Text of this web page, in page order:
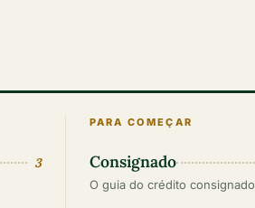
3
PARA COMEÇAR
Consignado
O guia do crédito consignado